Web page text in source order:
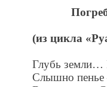
(из цикла
Глубь земли…
Слышно пенье